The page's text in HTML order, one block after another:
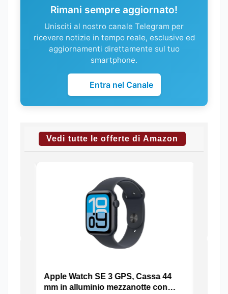
Rimani sempre aggiornato!
Unisciti al nostro canale Telegram per
ricevere notizie in tempo reale, esclusive ed
aggiornamenti direttamente sul tuo
smartphone.
Entra nel Canale